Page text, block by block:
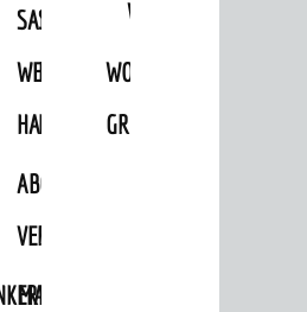
S
SANIERUNG
WESTLICH
HAUPTBAHNHOF
SANIERUNGSGEBIET
HILDEBRANDSCHE
MÜHLE
ABGESCHLOSSENE
VERFAHREN
ERHALTUNGSSATZUNGEN
WINDECKPLATZ
WOCHENMARKT
GROOVE